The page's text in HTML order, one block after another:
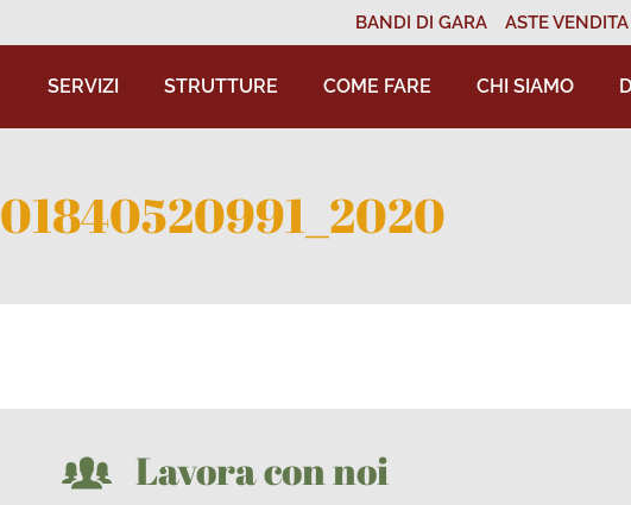
BANDI DI GARA ASTE
SERVIZI STRUTTURE COME FARE CHI SIAMO
01840520991_2020
Lavora con noi